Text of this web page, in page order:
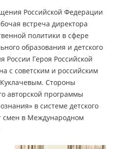
Российской Федерации
встреча директора
политики в сфере
образования и детского
Героя Российской
с советским и российским
Стороны
авторской программы
в системе детского
смен в Международном